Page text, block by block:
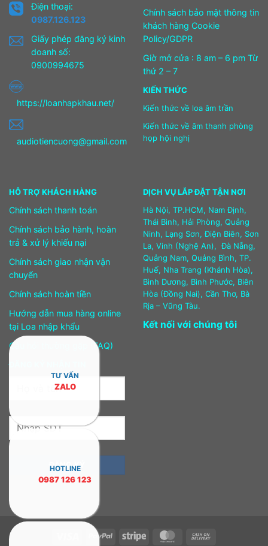
Điện thoại:
0987.126.123
Giấy phép đăng ký kinh
doanh số:
0900994675
https://loanhapkhau.net/
audiotiencuong@gmail.com
Chính sách bảo mật thông tin
khách hàng Cookie
Policy/GDPR
Giờ mở cửa : 8 am – 6 pm Từ
thứ 2 – 7
KIẾN THỨC
Kiến thức về loa âm trần
Kiến thức về âm thanh phòng
họp hội nghị
HỖ TRỢ KHÁCH HÀNG
Chính sách thanh toán
Chính sách bảo hành, hoàn
trả & xử lý khiếu nại
Chính sách giao nhận vận
chuyển
Chính sách hoàn tiền
Hướng dẫn mua hàng online
tại Loa nhập khẩu
Câu hỏi thường gặp (FAQ)
DỊCH VỤ LẮP ĐẶT TẬN NƠI
Hà Nội, TP.HCM, Nam Định,
Thái Bình, Hải Phòng, Quảng
Ninh, Lạng Sơn, Điện Biên, Sơn
La, Vinh (Nghệ An), Đà Nẵng,
Quảng Nam, Quảng Bình, TP.
Huế, Nha Trang (Khánh Hòa),
Bình Dương, Bình Phước, Biên
Hòa (Đồng Nai), Cần Thơ, Bà
Rịa – Vũng Tàu.
Kết nối với chúng tôi
PayPal Stripe MasterCard
TƯ VẤN
ZALO
HOTLINE
0987 126 123